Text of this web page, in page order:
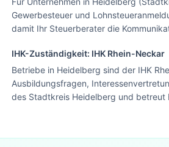
Gewerbesteuer und
damit Ihr Steuerberater die
IHK-Zuständigkeit: IHK Rhein-Neckar
Betriebe in Heidelberg sind der IHK
Ausbildungsfragen,
des Stadtkreis Heidelberg und betreut